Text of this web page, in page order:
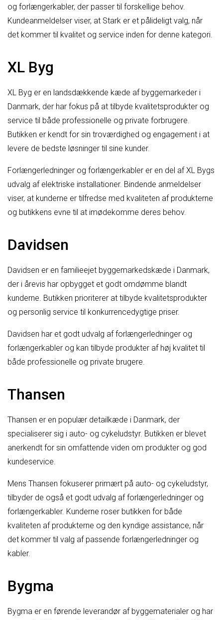
og forlængerkabler, der passer til forskellige behov.
Kundeanmeldelser viser, at Stark er et pålideligt valg, når
det kommer til kvalitet og service inden for denne kategori.
XL Byg
XL Byg er en landsdækkende kæde af byggemarkeder i
Danmark, der har fokus på at tilbyde kvalitetsprodukter og
service til både professionelle og private forbrugere.
Butikken er kendt for sin troværdighed og engagement i at
levere de bedste løsninger til sine kunder.
Forlængerledninger og forlængerkabler er en del af XL Bygs
udvalg af elektriske installationer. Bindende anmeldelser
viser, at kunderne er tilfredse med kvaliteten af produkterne
og butikkens evne til at imødekomme deres behov.
Davidsen
Davidsen er en familieejet byggemarkedskæde i Danmark,
der i årevis har opbygget et godt omdømme blandt
kunderne. Butikken prioriterer at tilbyde kvalitetsprodukter
og personlig service til konkurrencedygtige priser.
Davidsen har et godt udvalg af forlængerledninger og
forlængerkabler og kan tilbyde produkter af høj kvalitet til
både professionelle og private brugere.
Thansen
Thansen er en populær detailkæde i Danmark, der
specialiserer sig i auto- og cykeludstyr. Butikken er blevet
anerkendt for sin omfattende viden om produkter og god
kundeservice.
Mens Thansen fokuserer primært på auto- og cykeludstyr,
tilbyder de også et godt udvalg af forlængerledninger og
forlængerkabler. Kunderne roser butikken for både
kvaliteten af produkterne og den kyndige assistance, når
det kommer til valg af passende forlængerledninger og
kabler.
Bygma
Bygma er en førende leverandør af byggematerialer og har